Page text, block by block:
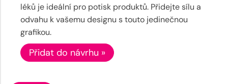
léků je ideální pro potisk produktů. Přidejte sílu a
odvahu k vašemu designu s touto jedinečnou
grafikou.
Přidat do návrhu »